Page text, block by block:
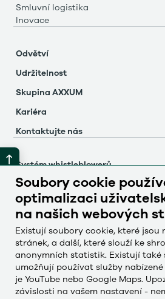
Smluvní logistika
Inovace
Odvětví
Udržitelnost
Skupina AXXUM
Kariéra
Kontaktujte nás
Systém whistleblowerů
Otisk
Ochrana údajů
Česky
Deutsch
English
Soubory cookie
optimalizaci
na našich webových
Existují soubory cookie, které jsou
stránek, a další, které slouží ke
anonymních statistik. Existují také
umožňují používat služby
je YouTube nebo Google Maps.
závislosti na vašem nastavení -